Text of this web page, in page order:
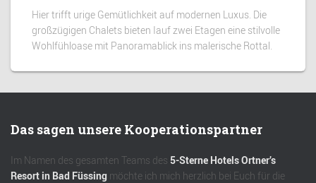
Hier trifft urige Gemütlichkeit auf modernen Luxus. Die
großzügigen Chalets bieten Iauf zwei Etagen eine stilvolle
Wohlfühloase mit Panoramablick ins malerische Rottal.
Das sagen unsere Kooperationspartner
Im Namen des gesamten Teams des 5-Sterne Hotels Ortner’s
Resort in Bad Füssing möchte ich mich herzlich bei Euch für die